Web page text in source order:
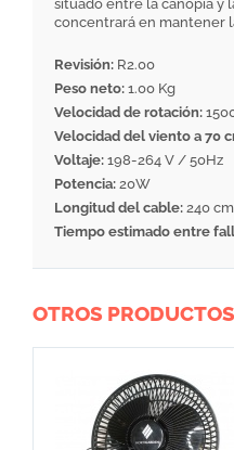
situado entre la canopia y
concentrará en mantener
Revisión: R2.00
Peso neto: 1.00 Kg
Velocidad de rotación:
Velocidad del viento a 70
Voltaje: 198-264 V / 50Hz
Potencia: 20W
Longitud del cable: 240 cm
Tiempo estimado entre
OTROS